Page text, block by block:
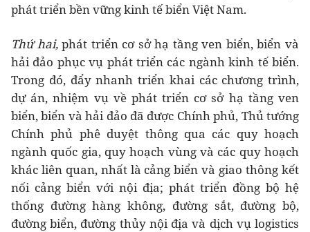
phát triển bền vững kinh tế biển Việt Nam.
Thứ hai,phát triển cơ sở hạ tầng ven biển, biển và
hải đảo phục vụ phát triển các ngành kinh tế biển.
Trong đó, đẩy nhanh triển khai các chương trình,
dự án, nhiệm vụ về phát triển cơ sở hạ tầng ven
biển, biển và hải đảo đã được Chính phủ, Thủ tướng
Chính phủ phê duyệt thông qua các quy hoạch
ngành quốc gia, quy hoạch vùng và các quy hoạch
khác liên quan, nhất là cảng biển và giao thông kết
nối cảng biển với nội địa; phát triển đồng bộ hệ
thống đường hàng không, đường sắt, đường bộ,
đường biển, đường thủy nội địa và dịch vụ logistics